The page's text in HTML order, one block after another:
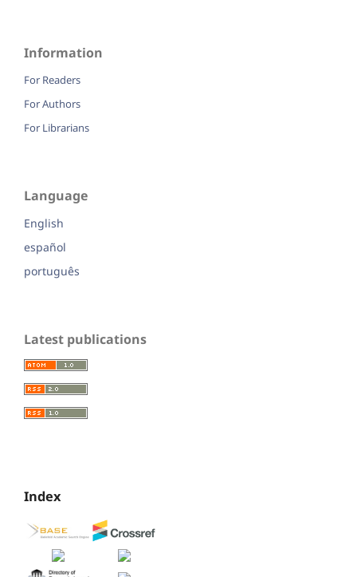
Information
For Readers
For Authors
For Librarians
Language
English
español
português
Latest publications
Index